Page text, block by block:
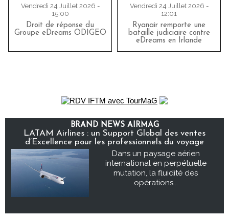
Vendredi 24 Juillet 2026 -
15:00
Droit de réponse du
Groupe eDreams ODIGEO
Vendredi 24 Juillet 2026 -
12:01
Ryanair remporte une
bataille judiciaire contre
eDreams en Irlande
BRAND NEWS AIRMAG
LATAM Airlines : un Support Global des ventes
d’Excellence pour les professionnels du voyage
Dans un paysage aérien
international en perpétuelle
mutation, la fluidité des
opérations...